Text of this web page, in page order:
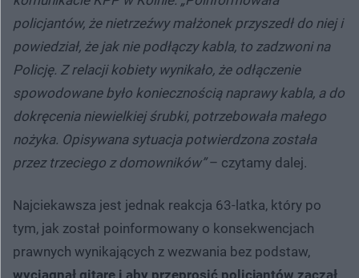
policjantów, że nietrzeźwy małżonek przyszedł do niej i
powiedział, że jak nie podłączy kabla, to zadzwoni na
Policję. Z relacji kobiety wynikało, że odłączenie
spowodowane było koniecznością naprawy kabla, a do
dokręcenia niewielkiej śrubki, potrzebowała małego
nożyka. Opisywana sytuacja potwierdzona została
przez trzeciego z domowników”– czytamy dalej.
Najciekawsza jest jednak reakcja 63-latka, który po
tym, jak został poinformowany o konsekwencjach
prawnych wynikających z wezwania bez podstaw,
wyciągnął gitarę i aby przeprosić policjantów zaczął